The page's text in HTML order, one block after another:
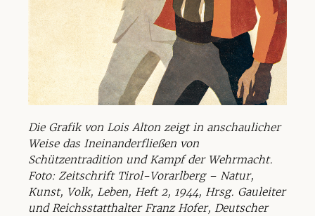
Die Grafik von Lois Alton zeigt in anschaulicher
Weise das Ineinanderfließen von
Schützentradition und Kampf der Wehrmacht.
Foto: Zeitschrift Tirol-Vorarlberg – Natur,
Kunst, Volk, Leben, Heft 2, 1944, Hrsg. Gauleiter
und Reichsstatthalter Franz Hofer, Deutscher